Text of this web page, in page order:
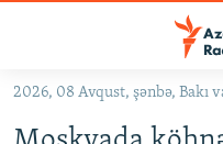
Əsas
2026, 08 Avqust, şənbə, Bakı